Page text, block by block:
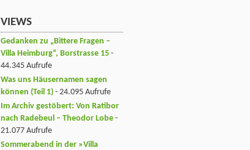
VIEWS
Gedanken zu „Bittere Fragen –
Villa Heimburg“, Borstrasse 15 -
44.345 Aufrufe
Was uns Häusernamen sagen
können (Teil 1) - 24.095 Aufrufe
Im Archiv gestöbert: Von Ratibor
nach Radebeul – Theodor Lobe -
21.077 Aufrufe
Sommerabend in der »Villa